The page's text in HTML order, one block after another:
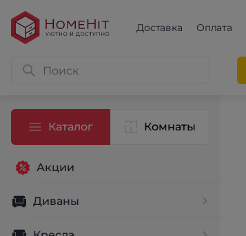
Доставка Оплата
Каталог Комнаты
Акции
Диваны